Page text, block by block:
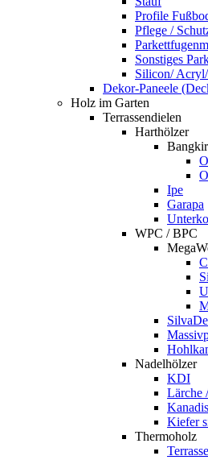
Profile
Pflege /
Sonstiges
Silicon/
Dekor-Paneele
Holz im Garten
Terrassendielen
Harthölzer
Ipe
Garapa
WPC / BPC
Nadelhölzer
KDI
Lärche
Kiefer
Thermoholz